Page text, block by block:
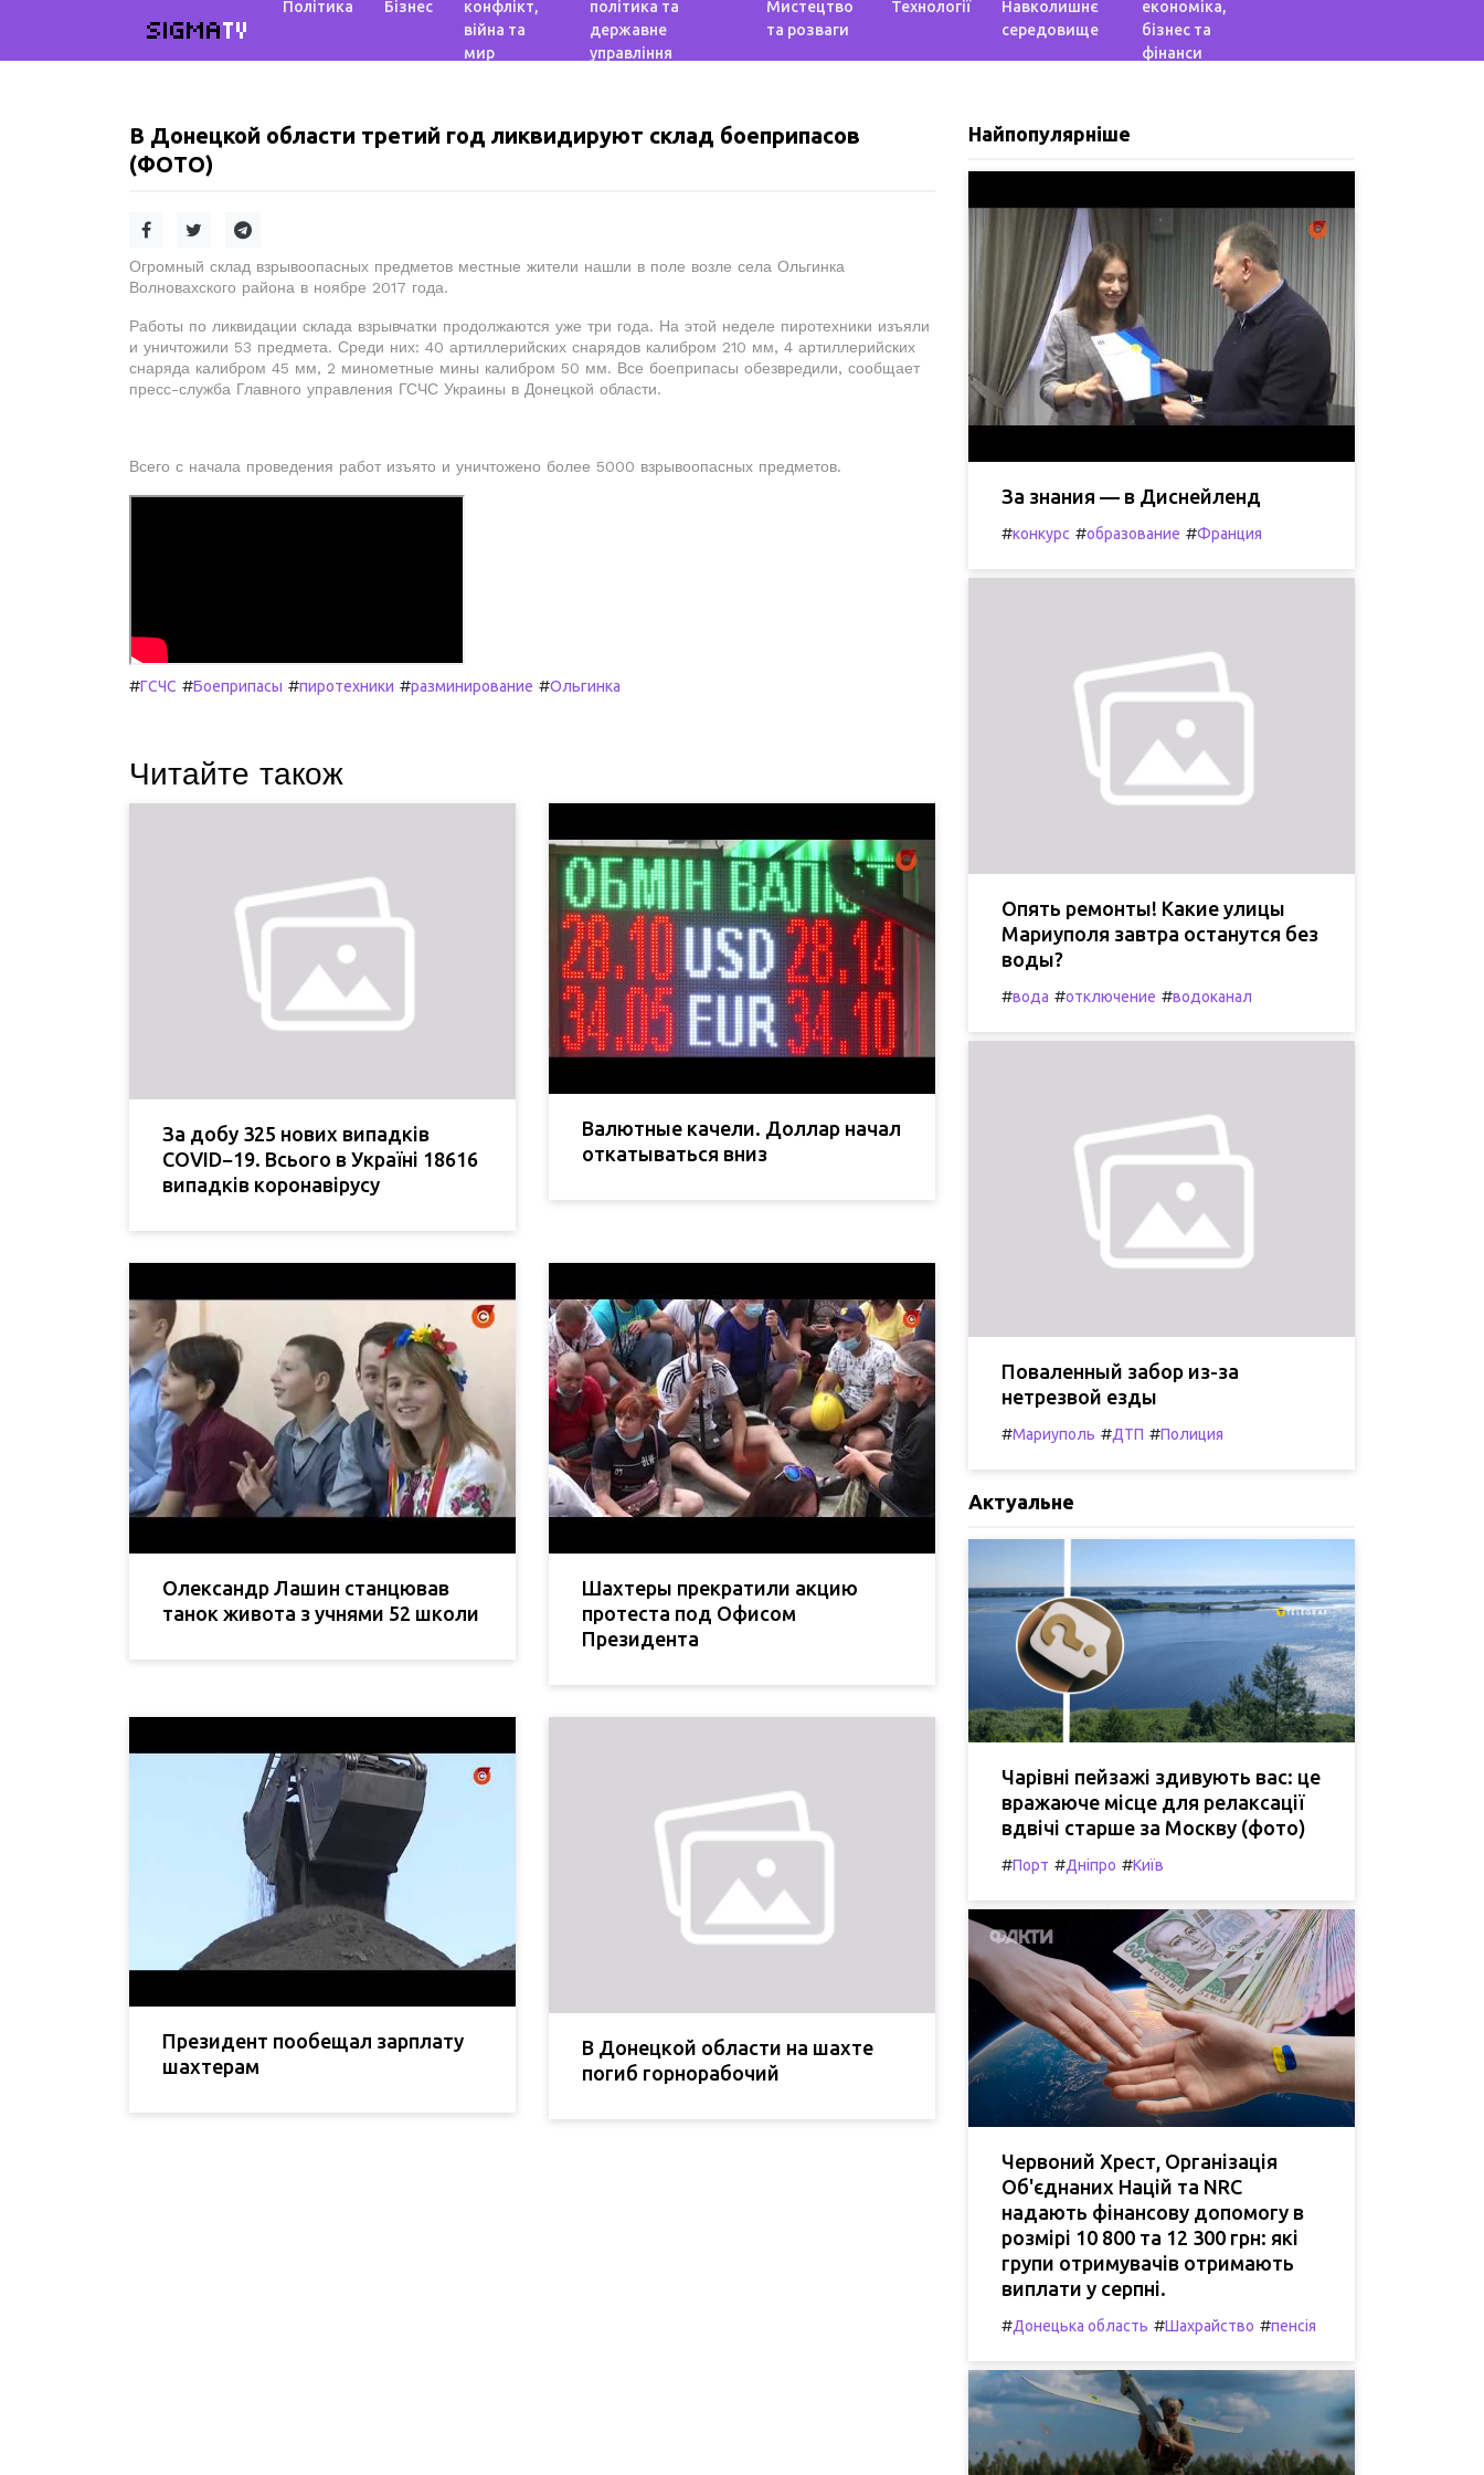
SIGMATV
Політика Бізнес
конфлікт,
війна та
мир
політика та
державне
управління
Мистецтво
та розваги
Технології
Навколишнє
середовище
економіка,
бізнес та
фінанси
В Донецкой области третий год ликвидируют склад боеприпасов
(ФОТО)
Огромный склад взрывоопасных предметов местные жители нашли в поле возле села Ольгинка
Волновахского района в ноябре 2017 года.
Работы по ликвидации склада взрывчатки продолжаются уже три года. На этой неделе пиротехники изъяли
и уничтожили 53 предмета. Среди них: 40 артиллерийских снарядов калибром 210 мм, 4 артиллерийских
снаряда калибром 45 мм, 2 минометные мины калибром 50 мм. Все боеприпасы обезвредили, сообщает
пресс-служба Главного управления ГСЧС Украины в Донецкой области.
Всего с начала проведения работ изъято и уничтожено более 5000 взрывоопасных предметов.
#ГСЧС #Боеприпасы #пиротехники #разминирование #Ольгинка
Читайте також
За добу 325 нових випадків
COVID−19. Всього в Україні 18616
випадків коронавірусу
Валютные качели. Доллар начал
откатываться вниз
Олександр Лашин станцював
танок живота з учнями 52 школи
Шахтеры прекратили акцию
протеста под Офисом
Президента
Президент пообещал зарплату
шахтерам
В Донецкой области на шахте
погиб горнорабочий
Найпопулярніше
За знания — в Диснейленд
#конкурс #образование #Франция
Опять ремонты! Какие улицы
Мариуполя завтра останутся без
воды?
#вода #отключение #водоканал
Поваленный забор из-за
нетрезвой езды
#Мариуполь #ДТП #Полиция
Актуальне
Чарівні пейзажі здивують вас: це
вражаюче місце для релаксації
вдвічі старше за Москву (фото)
#Порт #Дніпро #Київ
Червоний Хрест, Організація
Об'єднаних Націй та NRC
надають фінансову допомогу в
розмірі 10 800 та 12 300 грн: які
групи отримувачів отримають
виплати у серпні.
#Донецька область #Шахрайство #пенсія